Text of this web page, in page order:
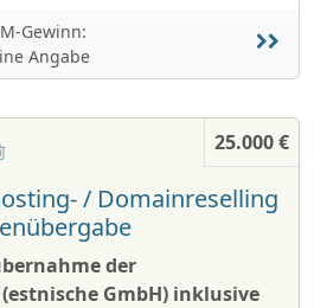
Gewinn:
Angabe
25.000 €
/ Domainreselling
der
GmbH) inklusive